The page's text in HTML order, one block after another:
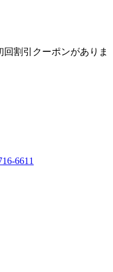
割引クーポンがありま